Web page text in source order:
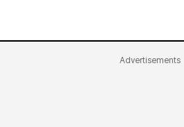
Advertisements